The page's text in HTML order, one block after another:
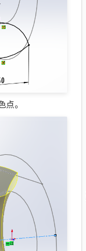
。